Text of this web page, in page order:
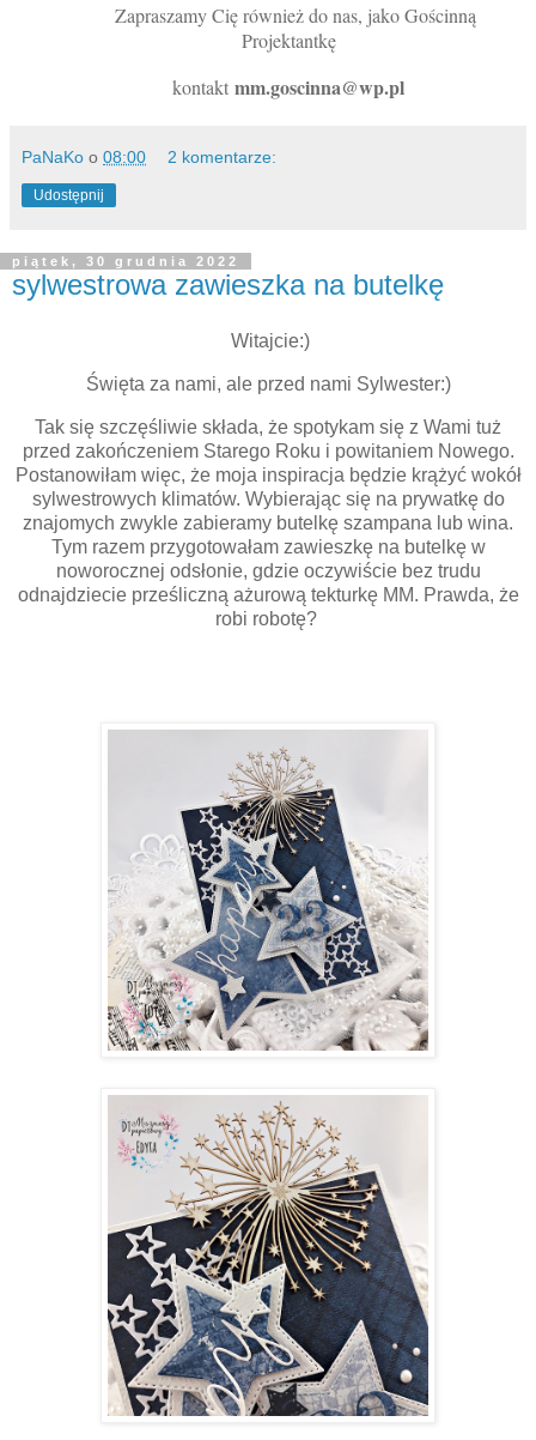
Zapraszamy Cię również do nas, jako Gościnną
Projektantkę
kontakt mm.goscinna@wp.pl
PaNaKo o 08:00 2 komentarze:
Udostępnij
piątek, 30 grudnia 2022
sylwestrowa zawieszka na butelkę
Witajcie:)
Święta za nami, ale przed nami Sylwester:)
Tak się szczęśliwie składa, że spotykam się z Wami tuż
przed zakończeniem Starego Roku i powitaniem Nowego.
Postanowiłam więc, że moja inspiracja będzie krążyć wokół
sylwestrowych klimatów. Wybierając się na prywatkę do
znajomych zwykle zabieramy butelkę szampana lub wina.
Tym razem przygotowałam zawieszkę na butelkę w
noworocznej odsłonie, gdzie oczywiście bez trudu
odnajdziecie prześliczną ażurową tekturkę MM. Prawda, że
robi robotę?